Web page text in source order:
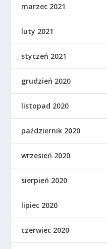
marzec 2021
luty 2021
styczeń 2021
grudzień 2020
listopad 2020
październik 2020
wrzesień 2020
sierpień 2020
lipiec 2020
czerwiec 2020